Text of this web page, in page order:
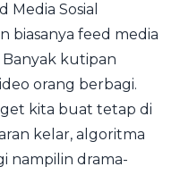
Media Sosial
biasanya feed media
Banyak kutipan
orang berbagi.
kita buat tetap di
kelar, algoritma
nampilin drama-